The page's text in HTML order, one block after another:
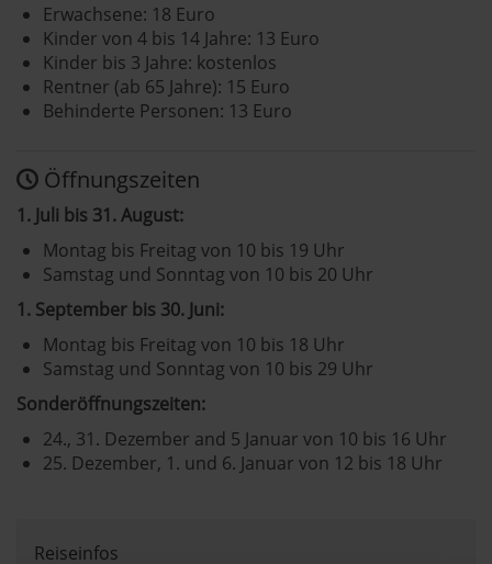
Erwachsene: 18 Euro
Kinder von 4 bis 14 Jahre: 13 Euro
Kinder bis 3 Jahre: kostenlos
Rentner (ab 65 Jahre): 15 Euro
Behinderte Personen: 13 Euro
Öffnungszeiten
1. Juli bis 31. August:
Montag bis Freitag von 10 bis 19 Uhr
Samstag und Sonntag von 10 bis 20 Uhr
1. September bis 30. Juni:
Montag bis Freitag von 10 bis 18 Uhr
Samstag und Sonntag von 10 bis 29 Uhr
Sonderöffnungszeiten:
24., 31. Dezember and 5 Januar von 10 bis 16 Uhr
25. Dezember, 1. und 6. Januar von 12 bis 18 Uhr
Reiseinfos